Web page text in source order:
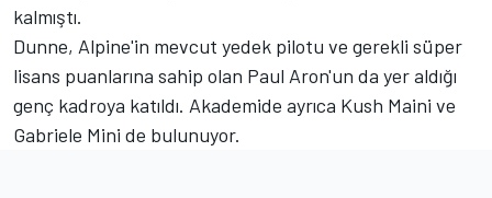
kalmıştı.
Dunne, Alpine'in mevcut yedek pilotu ve gerekli süper
lisans puanlarına sahip olan Paul Aron'un da yer aldığı
genç kadroya katıldı. Akademide ayrıca Kush Maini ve
Gabriele Mini de bulunuyor.